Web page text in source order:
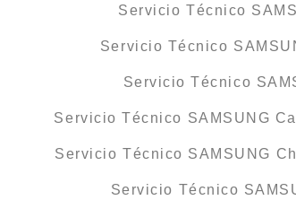
Servicio Técnico
Servicio Técnico
Servicio Técnico
Servicio Técnico SAMSUNG
Servicio Técnico SAMSUNG
Servicio Técnico